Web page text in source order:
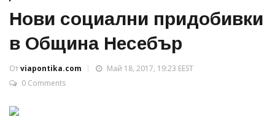
Нови социални придобивки
в Община Несебър
Отviapontika.com
Май 18, 2017, 19:23 EEST
0 Comments